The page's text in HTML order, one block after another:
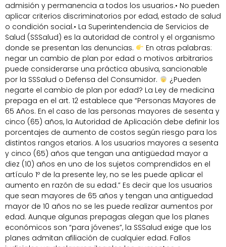
admisión y permanencia a todos los usuarios.• No pueden
aplicar criterios discriminatorios por edad, estado de salud
o condición social.• La Superintendencia de Servicios de
Salud (SSSalud) es la autoridad de control y el organismo
donde se presentan las denuncias.
En otras palabras:
negar un cambio de plan por edad o motivos arbitrarios
puede considerarse una práctica abusiva, sancionable
por la SSSalud o Defensa del Consumidor.
¿Pueden
negarte el cambio de plan por edad? La Ley de medicina
prepaga en el art. 12 establece que “Personas Mayores de
65 Años. En el caso de las personas mayores de sesenta y
cinco (65) años, la Autoridad de Aplicación debe definir los
porcentajes de aumento de costos según riesgo para los
distintos rangos etarios. A los usuarios mayores a sesenta
y cinco (65) años que tengan una antigüedad mayor a
diez (10) años en uno de los sujetos comprendidos en el
artículo 1º de la presente ley, no se les puede aplicar el
aumento en razón de su edad.” Es decir que los usuarios
que sean mayores de 65 años y tengan una antiguedad
mayor de 10 años no se les puede realizar aumentos por
edad. Aunque algunas prepagas alegan que los planes
económicos son “para jóvenes”, la SSSalud exige que los
planes admitan afiliación de cualquier edad. Fallos